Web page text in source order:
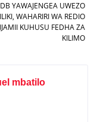
YAWAJENGEA UWEZO
WAHARIRI WA REDIO
KUHUSU FEDHA ZA
KILIMO
mbatilo